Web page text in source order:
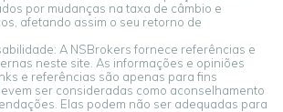
por mudanças na taxa de câmbio e
afetando assim o seu retorno de
A NSBrokers fornece referências e
neste site. As informações e opiniões
e referências são apenas para fins
ser consideradas como aconselhamento
Elas podem não ser adequadas para